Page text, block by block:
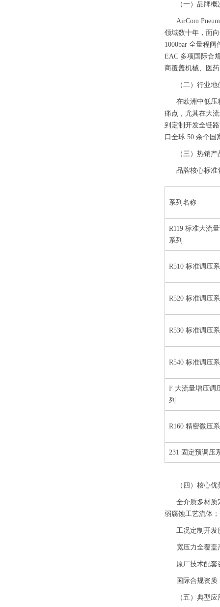
（一）品牌概
AirCom
领域数十年，面
1000bar 全量程
EAC 多项国际合
商覆盖机械、医
（二）行业地
在欧洲中低压
痛点，尤其在大
到定制开发全链
口全球 50 余个国
（三）热销
品牌核心标准
系列名称
R119 标准大流
系列
R510 标准调压
R520 标准调压
R530 标准调压
R540 标准调压
F 大流量增压调
列
R160 精密微压
231 固定预调压
（四）核心优
全介质多材质
弱腐蚀工艺流体；
工况定制开发
宽压力全覆盖
原厂技术配套
国际合规资
（五）典型应